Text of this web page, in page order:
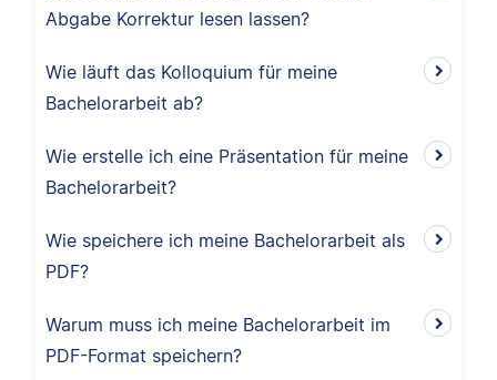
Abgabe Korrektur lesen lassen?
Wie läuft das Kolloquium für meine
Bachelorarbeit ab?
Wie erstelle ich eine Präsentation für meine
Bachelorarbeit?
Wie speichere ich meine Bachelorarbeit als
PDF?
Warum muss ich meine Bachelorarbeit im
PDF-Format speichern?